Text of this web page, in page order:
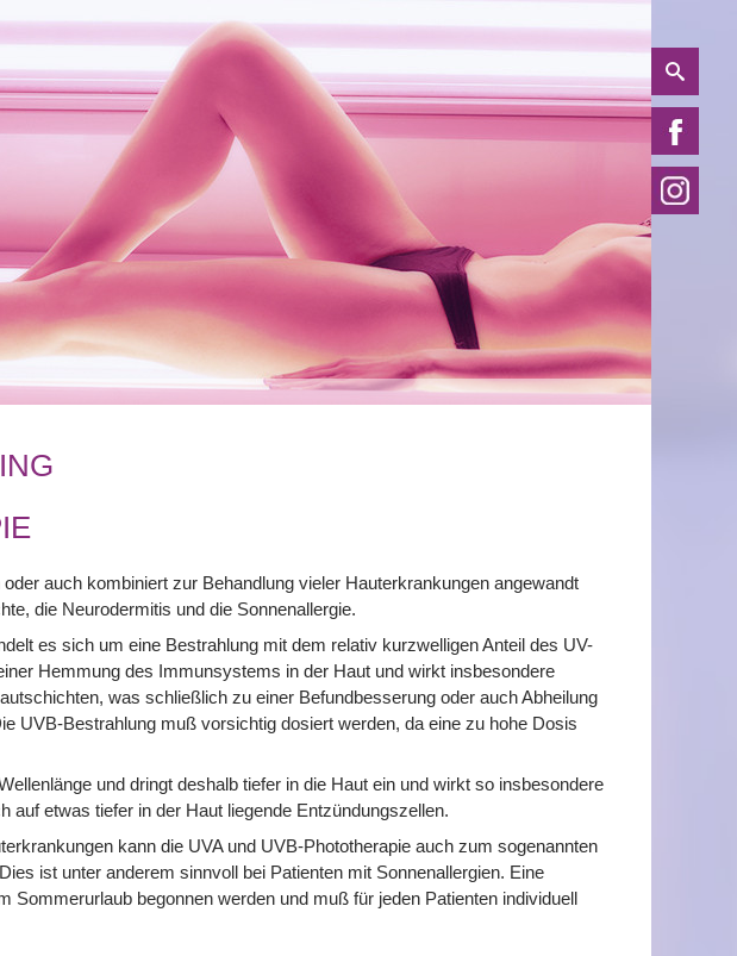
auch kombiniert zur Behandlung vieler Hauterkrankungen angewandt
die Neurodermitis und die Sonnenallergie.
es sich um eine Bestrahlung mit dem relativ kurzwelligen Anteil des UV-
Hemmung des Immunsystems in der Haut und wirkt insbesondere
was schließlich zu einer Befundbesserung oder auch Abheilung
UVB-Bestrahlung muß vorsichtig dosiert werden, da eine zu hohe Dosis
und dringt deshalb tiefer in die Haut ein und wirkt so insbesondere
auf etwas tiefer in der Haut liegende Entzündungszellen.
kann die UVA und UVB-Phototherapie auch zum sogenannten
ist unter anderem sinnvoll bei Patienten mit Sonnenallergien. Eine
Sommerurlaub begonnen werden und muß für jeden Patienten individuell